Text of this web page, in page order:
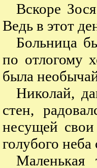
Вскоре
Ведь в этот
Больница
по отлогому
была
Николай,
стен,
несущей
голубого
Маленькая